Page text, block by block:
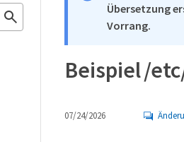
Übersetzung
Vorrang.
Beispiel /
07/24/2026